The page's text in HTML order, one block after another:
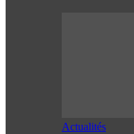
Actualités